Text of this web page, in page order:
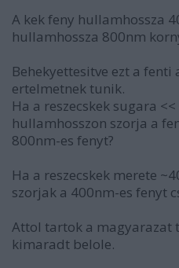
A kek feny hullamhossza
hullamhossza 800nm
Behekyettesitve ezt a
ertelmetnek tunik.
Ha a reszecskek sugara
hullamhosszon szorja a
800nm-es fenyt?
Ha a reszecskek merete
szorjak a 400nm-es fenyt
Attol tartok a magyarazat
kimaradt belole.